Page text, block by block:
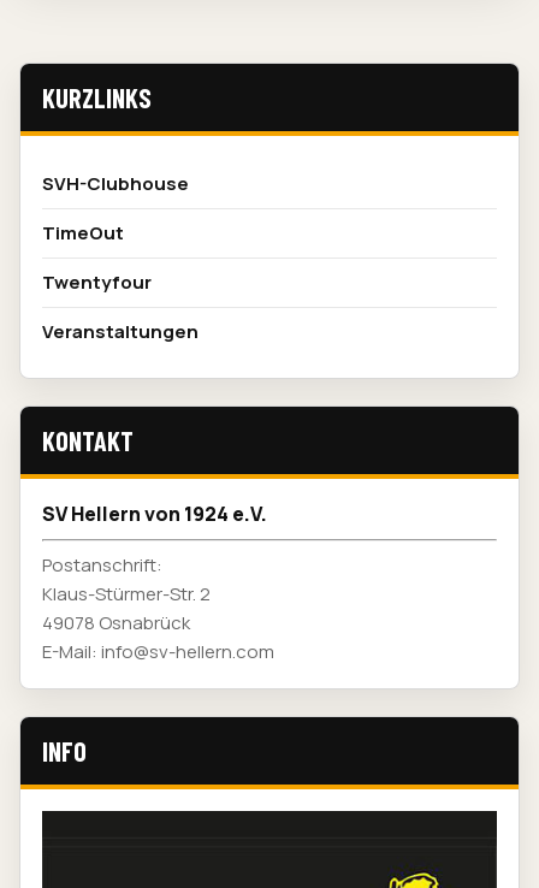
KURZLINKS
SVH-Clubhouse
TimeOut
Twentyfour
Veranstaltungen
KONTAKT
SV Hellern von 1924 e.V.
Postanschrift:
Klaus-Stürmer-Str. 2
49078 Osnabrück
E-Mail: info@sv-hellern.com
INFO